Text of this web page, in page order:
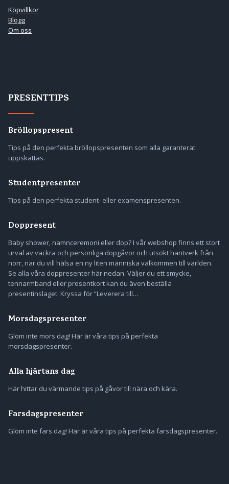
Köpvillkor
Blogg
Om oss
PRESENTTIPS
Bröllopspresent
Tips på den perfekta bröllopspresenten som alla garanterat
uppskattas.
Studentpresenter
Tips på den perfekta student- eller examenspresenten.
Doppresent
Baby shower, namnceremoni eller dop? I vår webshop finns ett stort
urval av vackra och personliga dopgåvor och utsökt hantverk från
norr, när du vill hälsa en ny liten människa välkommen till världen.
Se alla våra doppresenter här nedan. Väljer du ett smycke,
tennarmband eller presentkort kan du även beställa
presentinslaget. Kryssa för “Leverera till…
Morsdagspresenter
Glöm inte mors dag! Här är våra tips på perfekta
morsdagspresenter.
Alla hjärtans dag
Här hittar du värmande tips på gåvor till nära och kära.
Farsdagspresenter
Glöm inte fars dag! Här är våra tips på perfekta farsdagspresenter.